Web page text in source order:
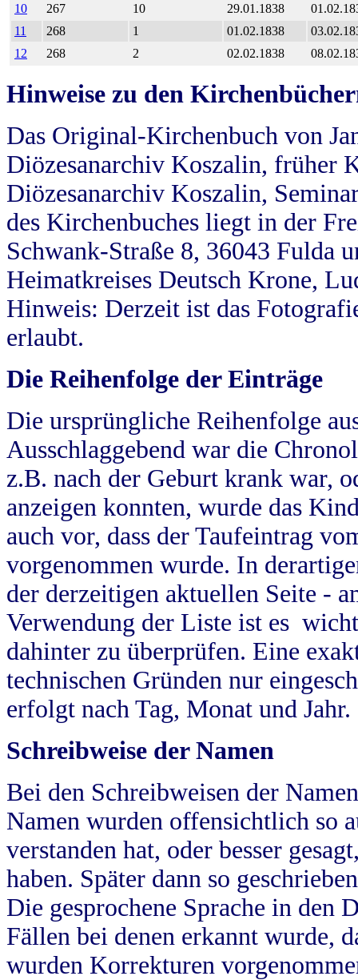
10
267 10 29.01.1838
11
268 1 01.02.1838
12
268 2 02.02.1838
Hinweise zu den
Das Original-Kirchenbuch von
Diözesanarchiv Koszalin, früher
Diözesanarchiv Koszalin,
des Kirchenbuches liegt in der
Schwank-Straße 8, 36043 Fulda
Heimatkreises Deutsch Krone,
Hinweis: Derzeit ist das
erlaubt.
Die Reihenfolge der Einträge
Die ursprüngliche Reihenfolge
Ausschlaggebend war die
z.B. nach der Geburt krank war,
anzeigen konnten, wurde das
auch vor, dass der Taufeintrag
vorgenommen wurde. In
der derzeitigen aktuellen Seite -
Verwendung der Liste ist es
dahinter zu überprüfen. Eine
technischen Gründen nur
erfolgt nach Tag, Monat und Jahr.
Schreibweise der Namen
Bei den Schreibweisen der
Namen wurden offensichtlich so
verstanden hat, oder besser
haben. Später dann so
Die gesprochene Sprache in
Fällen bei denen erkannt wurde,
wurden Korrekturen